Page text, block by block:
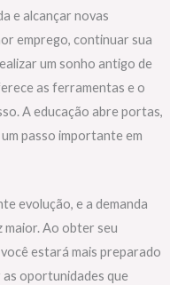
e alcançar novas
emprego, continuar sua
um sonho antigo de
as ferramentas e o
A educação abre portas,
passo importante em
evolução, e a demanda
maior. Ao obter seu
estará mais preparado
oportunidades que